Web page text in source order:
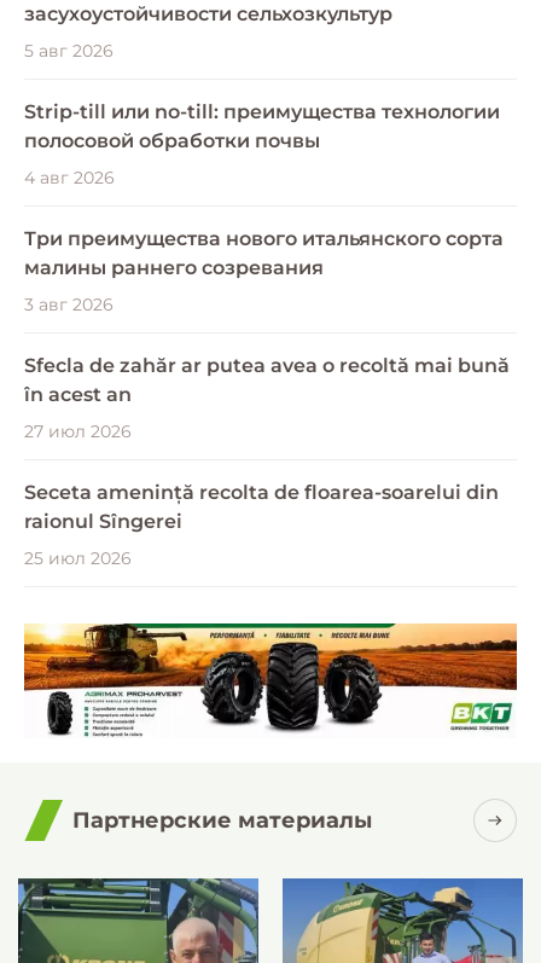
засухоустойчивости сельхозкультур
5 авг 2026
Strip-till или no-till: преимущества технологии
полосовой обработки почвы
4 авг 2026
Три преимущества нового итальянского сорта
малины раннего созревания
3 авг 2026
Sfecla de zahăr ar putea avea o recoltă mai bună
în acest an
27 июл 2026
Seceta amenință recolta de floarea-soarelui din
raionul Sîngerei
25 июл 2026
Партнерские материалы